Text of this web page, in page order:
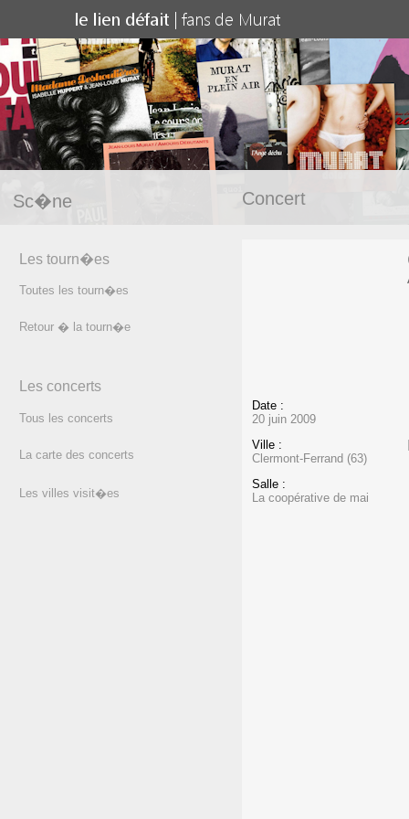
Sc�ne Concert
Les tourn�es
Toutes les tourn�es
Retour � la tourn�e
Les concerts
Tous les concerts
La carte des concerts
Les villes visit�es
Date :
20 juin 2009
Ville :
Clermont-Ferrand (63)
Salle :
La coopérative de mai